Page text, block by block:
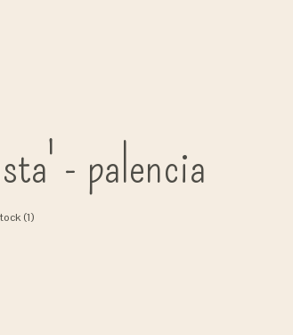
- palencia
(1)